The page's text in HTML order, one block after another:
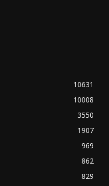
10631
10008
3550
1907
969
862
829